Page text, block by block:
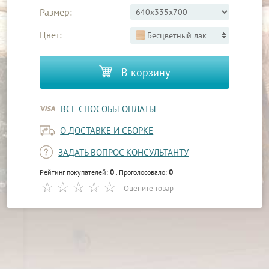
Размер:
Цвет:
Бесцветный лак
В корзину
ВСЕ СПОСОБЫ ОПЛАТЫ
О ДОСТАВКЕ И СБОРКЕ
ЗАДАТЬ ВОПРОС КОНСУЛЬТАНТУ
Рейтинг покупателей:0 . Проголосовало:0
Оцените товар